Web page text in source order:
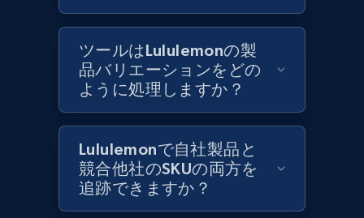
Best Buy products
URL, Product id, Title, Images, Final price,
Currency, Discount, Initial price, and more.
1.1K+ 149+ 今すぐ始める
Best Buy products - Collect data on
ツールはLululemonの製
品バリエーションをどの
ように処理しますか？
Lululemonで自社製品と
競合他社のSKUの両方を
追跡できますか？